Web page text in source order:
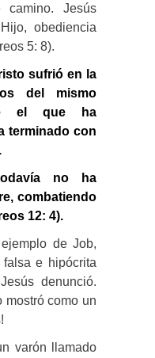
camino. Jesús
obediencia
5: 8).
sufrió en la
del mismo
el que ha
terminado con
no ha
combatiendo
12: 4).
de Job,
e hipócrita
denunció.
mostró como un
varón llamado